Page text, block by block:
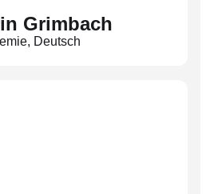
Grimbach
, Deutsch